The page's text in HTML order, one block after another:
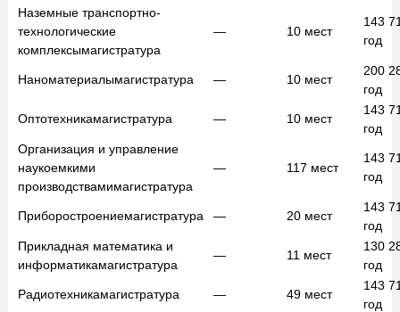
Наземные транспортно-
технологические
комплексымагистратура
— 10 мест
143
год
Наноматериалымагистратура — 10 мест
200
год
Оптотехникамагистратура — 10 мест
143
год
Организация и управление
наукоемкими
производствамимагистратура
— 117 мест
143
год
Приборостроениемагистратура — 20 мест
143
год
Прикладная математика и
информатикамагистратура
— 11 мест
130
год
Радиотехникамагистратура — 49 мест
143
год